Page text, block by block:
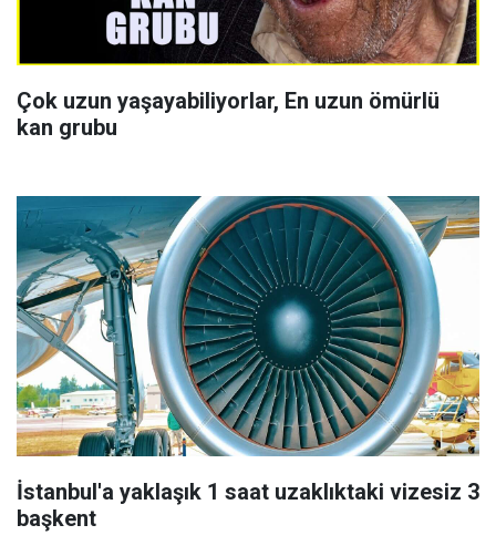
Çok uzun yaşayabiliyorlar, En uzun ömürlü
kan grubu
İstanbul'a yaklaşık 1 saat uzaklıktaki vizesiz 3
başkent